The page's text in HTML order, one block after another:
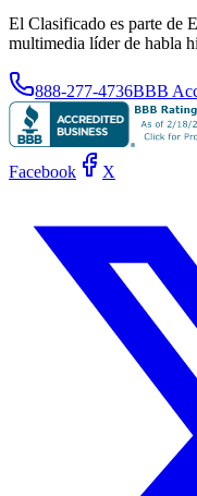
El Clasificado es parte de
multimedia líder de habla
888-277-4736BBB
Facebook X